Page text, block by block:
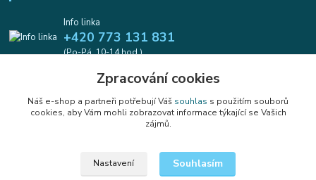
Info linka
+420 773 131 831
(Po-Pá, 10-14 hod.)
info@koralkomat.cz
Upravit sběr cookies.
Zpracování cookies
Náš e-shop a partneři potřebují Váš souhlas s použitím souborů
cookies, aby Vám mohli zobrazovat informace týkající se Vašich
zájmů.
Nastavení Souhlasím